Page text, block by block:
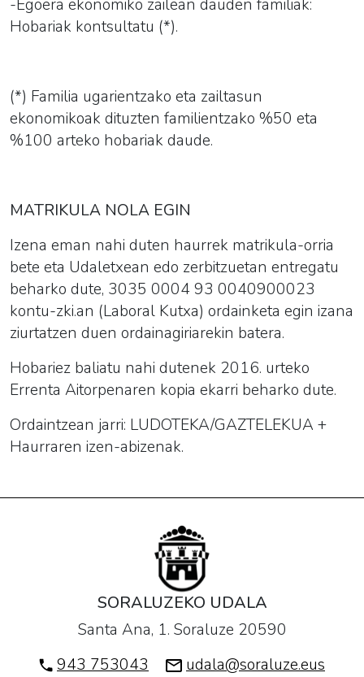
-Egoera ekonomiko zailean dauden familiak:
Hobariak kontsultatu (*).
(*) Familia ugarientzako eta zailtasun
ekonomikoak dituzten familientzako %50 eta
%100 arteko hobariak daude.
MATRIKULA NOLA EGIN
Izena eman nahi duten haurrek matrikula-orria
bete eta Udaletxean edo zerbitzuetan entregatu
beharko dute, 3035 0004 93 0040900023
kontu-zki.an (Laboral Kutxa) ordainketa egin izana
ziurtatzen duen ordainagiriarekin batera.
Hobariez baliatu nahi dutenek 2016. urteko
Errenta Aitorpenaren kopia ekarri beharko dute.
Ordaintzean jarri: LUDOTEKA/GAZTELEKUA +
Haurraren izen-abizenak.
SORALUZEKO UDALA
Santa Ana, 1. Soraluze 20590
943 753043
udala@soraluze.eus